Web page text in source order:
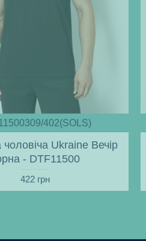
402(SOLS)
Ukraine Вечір
- DTF11500
422 грн